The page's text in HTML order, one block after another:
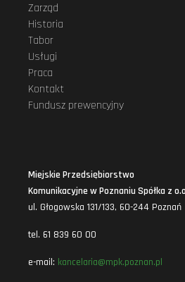
Zarząd
Historia
Tabor
Usługi
Praca
Kontakt
Fundusz prewencyjny
Miejskie Przedsiębiorstwo
Komunikacyjne w Poznaniu Spółka z
ul. Głogowska 131/133, 60-244 Poznań
tel. 61 839 60 00
e-mail: kancelaria@mpk.poznan.pl